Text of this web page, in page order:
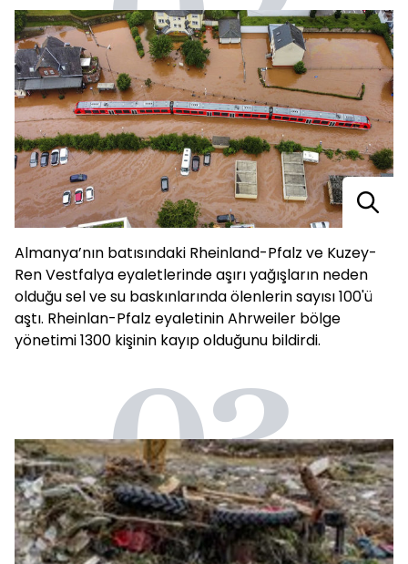
Almanya’nın batısındaki Rheinland-Pfalz ve Kuzey-
Ren Vestfalya eyaletlerinde aşırı yağışların neden
olduğu sel ve su baskınlarında ölenlerin sayısı 100'ü
aştı. Rheinlan-Pfalz eyaletinin Ahrweiler bölge
yönetimi 1300 kişinin kayıp olduğunu bildirdi.
03